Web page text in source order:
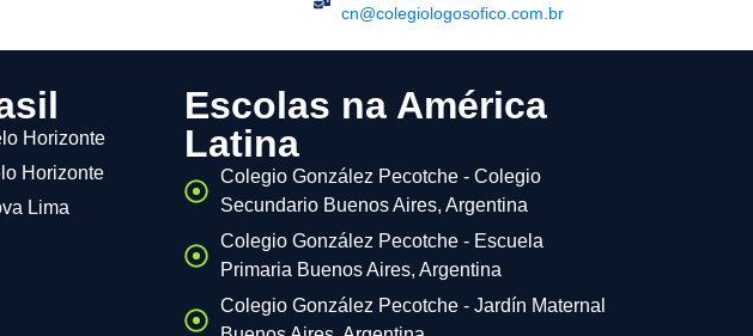
cn@colegiologosofico.com.br
Horizonte
Horizonte
Lima
Escolas na América
Latina
Colegio González Pecotche - Colegio
Secundario Buenos Aires, Argentina
Colegio González Pecotche - Escuela
Primaria Buenos Aires, Argentina
Colegio González Pecotche - Jardín Maternal